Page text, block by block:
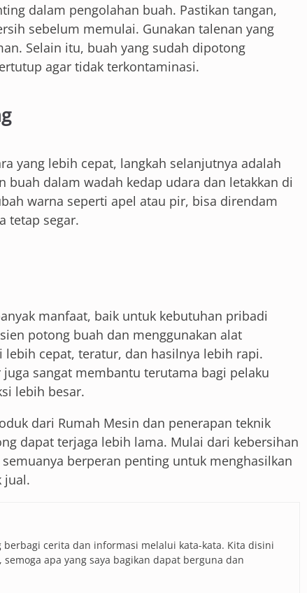
dalam pengolahan buah. Pastikan tangan,
sebelum memulai. Gunakan talenan yang
Selain itu, buah yang sudah dipotong
agar tidak terkontaminasi.
yang lebih cepat, langkah selanjutnya adalah
buah dalam wadah kedap udara dan letakkan di
warna seperti apel atau pir, bisa direndam
tetap segar.
manfaat, baik untuk kebutuhan pribadi
potong buah dan menggunakan alat
cepat, teratur, dan hasilnya lebih rapi.
sangat membantu terutama bagi pelaku
lebih besar.
dari Rumah Mesin dan penerapan teknik
dapat terjaga lebih lama. Mulai dari kebersihan
berperan penting untuk menghasilkan
jual.
berbagi cerita dan informasi melalui kata-kata. Kita disini
apa yang saya bagikan dapat berguna dan